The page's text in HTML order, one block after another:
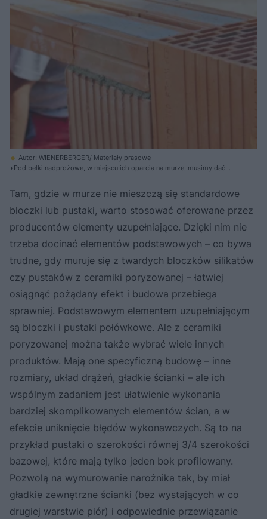
Autor: WIENERBERGER/ Materiały prasowe
◗Pod belki nadprożowe, w miejscu ich oparcia na murze, musimy dać
grubości 1-2 cm
Tam, gdzie w murze nie mieszczą się standardowe
bloczki lub pustaki, warto stosować oferowane przez
producentów elementy uzupełniające. Dzięki nim nie
trzeba docinać elementów podstawowych – co bywa
trudne, gdy muruje się z twardych bloczków silikatów
czy pustaków z ceramiki poryzowanej – łatwiej
osiągnąć pożądany efekt i budowa przebiega
sprawniej. Podstawowym elementem uzupełniającym
są bloczki i pustaki połówkowe. Ale z ceramiki
poryzowanej można także wybrać wiele innych
produktów. Mają one specyficzną budowę – inne
rozmiary, układ drążeń, gładkie ścianki – ale ich
wspólnym zadaniem jest ułatwienie wykonania
bardziej skomplikowanych elementów ścian, a w
efekcie uniknięcie błędów wykonawczych. Są to na
przykład pustaki o szerokości równej 3/4 szerokości
bazowej, które mają tylko jeden bok profilowany.
Pozwolą na wymurowanie narożnika tak, by miał
gładkie zewnętrzne ścianki (bez wystających w co
drugiej warstwie piór) i odpowiednie przewiązanie